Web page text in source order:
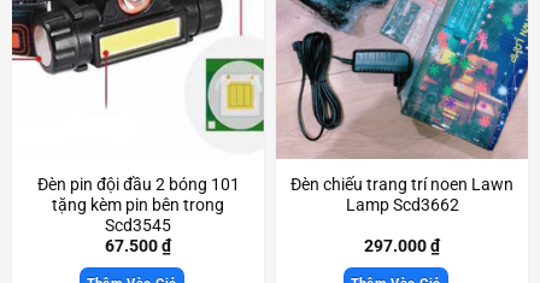
Đèn pin đội đầu 2 bóng 101
tặng kèm pin bên trong
Scd3545
67.500₫
Đèn chiếu trang trí noen Lawn
Lamp Scd3662
297.000₫